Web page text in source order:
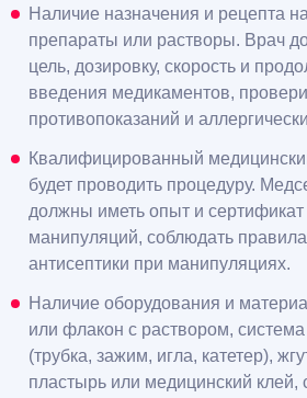
Наличие назначения и рецепта
препараты или растворы. Врач
цель, дозировку, скорость и
введения медикаментов,
противопоказаний и
Квалифицированный
будет проводить процедуру.
должны иметь опыт и
манипуляций, соблюдать
антисептики при манипуляциях.
Наличие оборудования и
или флакон с раствором,
(трубка, зажим, игла, катетер),
пластырь или медицинский клей,